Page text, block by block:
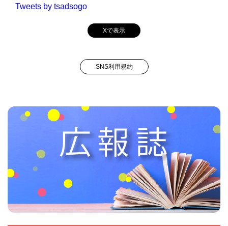
Tweets by tsadsogo
Xで表示
SNS利用規約